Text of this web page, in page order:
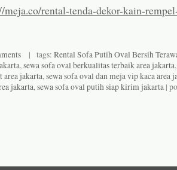
meja.co/rental-tenda-dekor-kain-
| tags: Rental Sofa Putih Oval Bersih
, sewa sofa oval berkualitas terbaik area jakarta
area jakarta, sewa sofa oval dan meja vip kaca area
jakarta, sewa sofa oval putih siap kirim jakarta |